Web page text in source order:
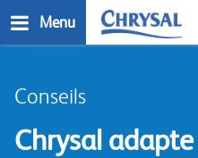
to
Menu
Conseils
Chrysal